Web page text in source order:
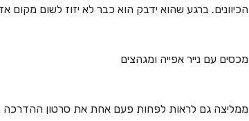
הכיוונים. ברגע שהוא ידבק הוא כבר לא יזוז לשום מקום
מכסים עם נייר אפייה ומגהצים
ממליצה גם לראות לפחות פעם אחת את סרטון ההדרכה